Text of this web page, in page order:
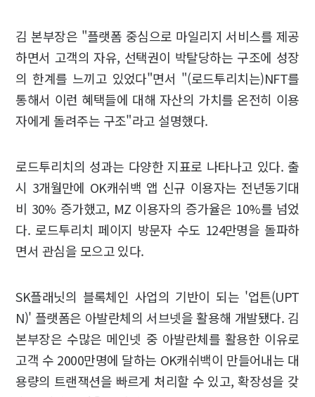
김 본부장은 "플랫폼 중심으로 마일리지 서비스를 제공
하면서 고객의 자유, 선택권이 박탈당하는 구조에 성장
의 한계를 느끼고 있었다"면서 "(로드투리치는)NFT를
통해서 이런 혜택들에 대해 자산의 가치를 온전히 이용
자에게 돌려주는 구조"라고 설명했다.
로드투리치의 성과는 다양한 지표로 나타나고 있다. 출
시 3개월만에 OK캐쉬백 앱 신규 이용자는 전년동기대
비 30% 증가했고, MZ 이용자의 증가율은 10%를 넘었
다. 로드투리치 페이지 방문자 수도 124만명을 돌파하
면서 관심을 모으고 있다.
SK플래닛의 블록체인 사업의 기반이 되는 '업튼(UPT
N)' 플랫폼은 아발란체의 서브넷을 활용해 개발됐다. 김
본부장은 수많은 메인넷 중 아발란체를 활용한 이유로
고객 수 2000만명에 달하는 OK캐쉬백이 만들어내는 대
용량의 트랜잭션을 빠르게 처리할 수 있고, 확장성을 갖